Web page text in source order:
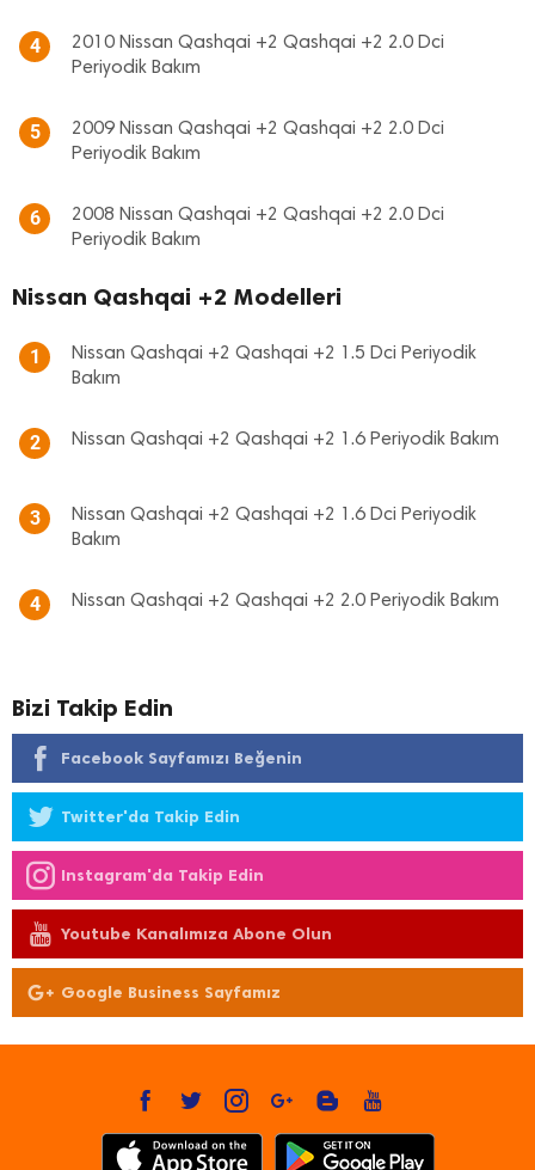
4
2010 Nissan Qashqai +2 Qashqai +2 2.0 Dci
Periyodik Bakım
5
2009 Nissan Qashqai +2 Qashqai +2 2.0 Dci
Periyodik Bakım
6
2008 Nissan Qashqai +2 Qashqai +2 2.0 Dci
Periyodik Bakım
Nissan Qashqai +2 Modelleri
1
Nissan Qashqai +2 Qashqai +2 1.5 Dci Periyodik
Bakım
2 Nissan Qashqai +2 Qashqai +2 1.6 Periyodik Bakım
3
Nissan Qashqai +2 Qashqai +2 1.6 Dci Periyodik
Bakım
4 Nissan Qashqai +2 Qashqai +2 2.0 Periyodik Bakım
Bizi Takip Edin
Facebook Sayfamızı Beğenin
Twitter'da Takip Edin
Instagram'da Takip Edin
Youtube Kanalımıza Abone Olun
Google Business Sayfamız